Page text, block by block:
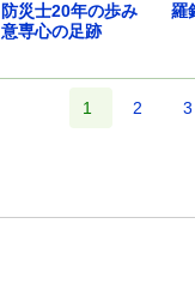
防災士20年の歩み 羅
意専心の足跡
1 2 3